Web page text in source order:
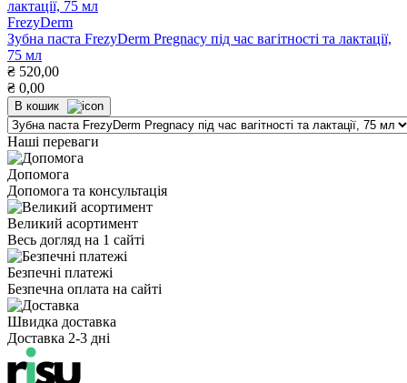
FrezyDerm
Зубна паста FrezyDerm Pregnacy під час вагітності та лактації,
75 мл
₴ 520,00
₴ 0,00
В кошик
Наші переваги
Допомога
Допомога та консультація
Великий асортимент
Весь догляд на 1 сайті
Безпечні платежі
Безпечна оплата на сайті
Швидка доставка
Доставка 2-3 дні